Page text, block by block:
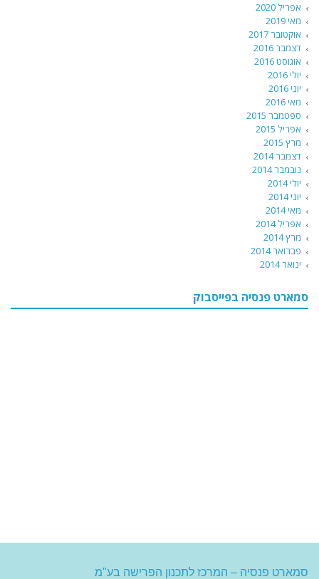
אפריל 2020
מאי 2019
אוקטובר 2017
דצמבר 2016
אוגוסט 2016
יולי 2016
יוני 2016
מאי 2016
ספטמבר 2015
אפריל 2015
מרץ 2015
דצמבר 2014
נובמבר 2014
יולי 2014
יוני 2014
מאי 2014
אפריל 2014
מרץ 2014
פברואר 2014
ינואר 2014
סמארט פנסיה בפייסבוק
סמארט פנסיה – המרכז לתכנון הפרישה בע"מ